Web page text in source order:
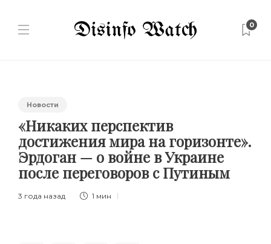
0
Новости
«Никаких перспектив
достижения мира на горизонте».
Эрдоган — о войне в Украине
после переговоров с Путиным
3 года назад 1 мин